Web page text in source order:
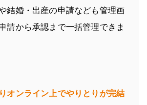
結婚・出産の申請なども管理画
請から承認まで一括管理できま
オンライン上でやりとりが完結